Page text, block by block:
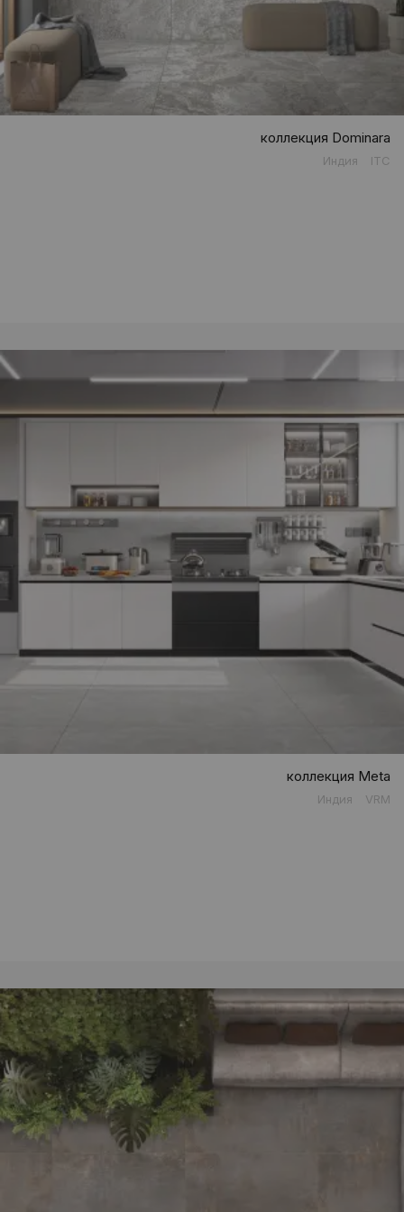
коллекция Dominara
Индия ITC
коллекция Meta
Индия VRM